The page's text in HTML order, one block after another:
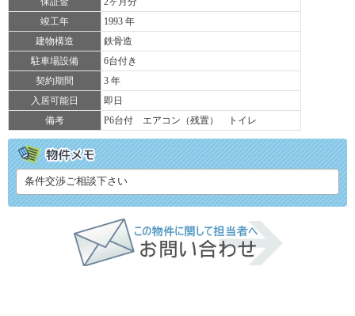
竣工年
1993 年
建物構造
鉄骨造
駐車場設備
6台付き
契約期間
3 年
入居可能日
即日
備考
P6台付 エアコン（残置） トイレ
条件交渉ご相談下さい